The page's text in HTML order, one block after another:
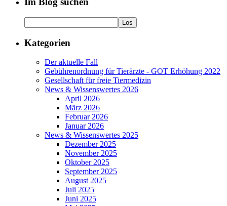
Kategorien
Der aktuelle Fall
Gebührenordnung für Tierärzte - GOT Erhöhung 2022
Gesellschaft für freie Tiermedizin
News & Wissenswertes 2026
April 2026
März 2026
Februar 2026
Januar 2026
News & Wissenswertes 2025
Dezember 2025
November 2025
Oktober 2025
September 2025
August 2025
Juli 2025
Juni 2025